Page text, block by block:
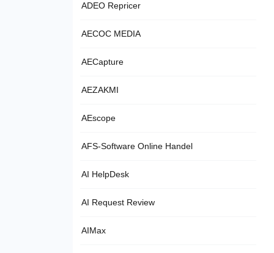
ADEO Repricer
AECOC MEDIA
AECapture
AEZAKMI
AEscope
AFS-Software Online Handel
AI HelpDesk
AI Request Review
AIMax